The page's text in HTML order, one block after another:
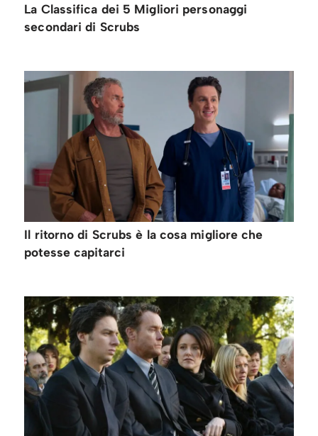
La Classifica dei 5 Migliori personaggi
secondari di Scrubs
Il ritorno di Scrubs è la cosa migliore che
potesse capitarci